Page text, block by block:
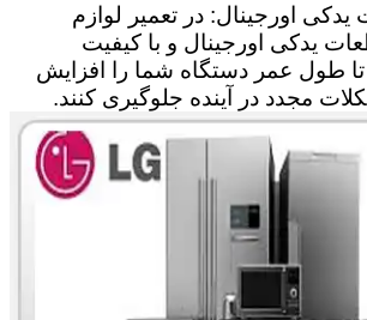
اورجینال: در تعمیر لوازم
یدکی اورجینال و با کیفیت
طول عمر دستگاه شما را افزایش
مجدد در آینده جلوگیری کنند.